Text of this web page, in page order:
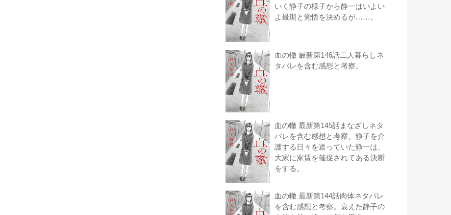
いく静子の様子から静一はいよい
よ最期と覚悟を決めるが……。
血の轍 最新第146話二人暮らしネ
タバレを含む感想と考察。
血の轍 最新第145話まなざしネタ
バレを含む感想と考察。静子を介
護する日々を送っていた静一は、
大家に家賃を催促されてある決断
をする。
血の轍 最新第144話肉体ネタバレ
を含む感想と考察。衰えた静子の